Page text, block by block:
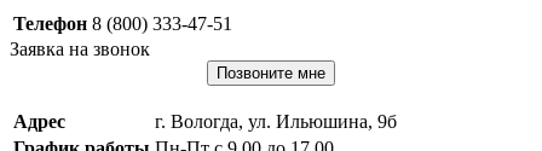
Телефон 8 (800) 333-47-51
Заявка на звонок
Позвоните мне
Адрес
г. Вологда, ул. Ильюшина, 9б